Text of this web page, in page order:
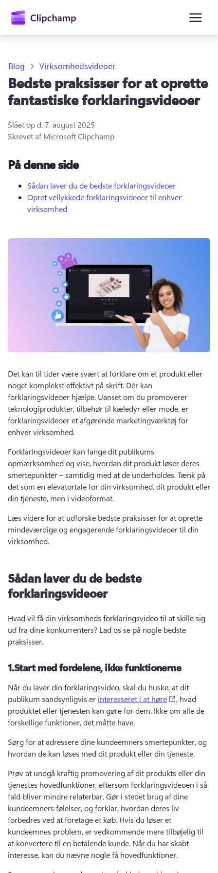
Prøv det gratis
Blog Virksomhedsvideoer
Bedste praksisser for at oprette
fantastiske forklaringsvideoer
Slået op d.7. august 2025
Skrevet afMicrosoft Clipchamp
På denne side
Sådan laver du de bedste forklaringsvideoer
Opret vellykkede forklaringsvideoer til enhver
virksomhed
Det kan til tider være svært at forklare om et produkt eller
noget komplekst effektivt på skrift. Dér kan
forklaringsvideoer hjælpe. Uanset om du promoverer
teknologiprodukter, tilbehør til kæledyr eller mode, er
forklaringsvideoer et afgørende marketingværktøj for
enhver virksomhed.
Forklaringsvideoer kan fange dit publikums
opmærksomhed og vise, hvordan dit produkt løser deres
smertepunkter – samtidig med at de underholdes. Tænk på
det som en elevatortale for din virksomhed, dit produkt eller
din tjeneste, men i videoformat.
Læs videre for at udforske bedste praksisser for at oprette
mindeværdige og engagerende forklaringsvideoer til din
virksomhed.
Sådan laver du de bedste
forklaringsvideoer
Hvad vil få din virksomheds forklaringsvideo til at skille sig
ud fra dine konkurrenters? Lad os se på nogle bedste
praksisser.
1.Start med fordelene, ikke funktionerne
Når du laver din forklaringsvideo, skal du huske, at dit
publikum sandsynligvis er interesseret i at høre (opens in a
, hvad
produktet eller tjenesten kan gøre for dem. Ikke om alle de
forskellige funktioner, det måtte have.
Sørg for at adressere dine kundeemners smertepunkter, og
hvordan de kan løses med dit produkt eller din tjeneste.
Prøv at undgå kraftig promovering af dit produkts eller din
tjenestes hovedfunktioner, eftersom forklaringsvideoen i så
fald bliver mindre relaterbar. Gør i stedet brug af dine
kundeemners følelser, og forklar, hvordan deres liv
forbedres ved at foretage et køb. Hvis du løser et
kundeemnes problem, er vedkommende mere tilbøjelig til
at konvertere til en betalende kunde. Når du har skabt
interesse, kan du nævne nogle få hovedfunktioner.